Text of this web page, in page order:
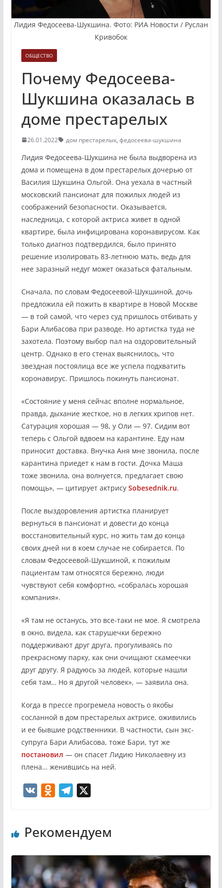
Лидия Федосеева-Шукшина. Фото: РИА Новости / Руслан
Кривобок
ОБЩЕСТВО
Почему Федосеева-
Шукшина оказалась в
доме престарелых
26.01.2022 дом престарелых, федосеева-шукшина
Лидия Федосеева-Шукшина не была выдворена из
дома и помещена в дом престарелых дочерью от
Василия Шукшина Ольгой. Она уехала в частный
московский пансионат для пожилых людей из
соображений безопасности. Оказывается,
наследница, с которой актриса живет в одной
квартире, была инфицирована коронавирусом. Как
только диагноз подтвердился, было принято
решение изолировать 83-летнюю мать, ведь для
нее заразный недуг может оказаться фатальным.
Сначала, по словам Федосеевой-Шукшиной, дочь
предложила ей пожить в квартире в Новой Москве
— в той самой, что через суд пришлось отбивать у
Бари Алибасова при разводе. Но артистка туда не
захотела. Поэтому выбор пал на оздоровительный
центр. Однако в его стенах выяснилось, что
звездная постоялица все же успела подхватить
коронавирус. Пришлось покинуть пансионат.
«Состояние у меня сейчас вполне нормальное,
правда, дыхание жесткое, но в легких хрипов нет.
Сатурация хорошая — 98, у Оли — 97. Сидим вот
теперь с Ольгой вдвоем на карантине. Еду нам
приносит доставка. Внучка Аня мне звонила, после
карантина приедет к нам в гости. Дочка Маша
тоже звонила, она волнуется, предлагает свою
помощь», — цитирует актрису Sobesednik.ru.
После выздоровления артистка планирует
вернуться в пансионат и довести до конца
восстановительный курс, но жить там до конца
своих дней ни в коем случае не собирается. По
словам Федосеевой-Шукшиной, к пожилым
пациентам там относятся бережно, люди
чувствуют себя комфортно, «собралась хорошая
компания».
«Я там не останусь, это все-таки не мое. Я смотрела
в окно, видела, как старушечки бережно
поддерживают друг друга, прогуливаясь по
прекрасному парку, как они очищают скамеечки
друг другу. Я радуюсь за людей, которые нашли
себя там… Но я другой человек», — заявила она.
Когда в прессе прогремела новость о якобы
сосланной в дом престарелых актрисе, оживились
и ее бывшие родственники. В частности, сын экс-
супруга Бари Алибасова, тоже Бари, тут же
постановил — он спасет Лидию Николаевну из
плена… женившись на ней.
o
a
e
r
a
Рекомендуем